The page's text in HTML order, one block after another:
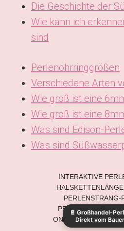
Die Geschichte der
Wie kann ich
sind
Perlenohrringgrößen
Verschiedene Arten
Wie groß ist eine
Wie groß ist eine
Was sind Edison-
Was sind
INTERAKTIVE
PERLENSTRANG-
PERLENGEWICHT-
ONLINE-
📄 Großhandel-
Direkt vom